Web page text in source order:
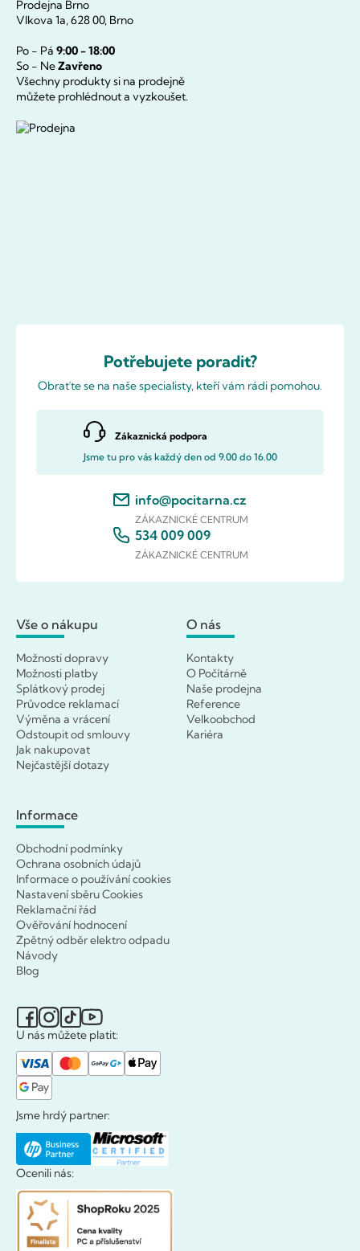
Prodejna Brno
Vlkova 1a, 628 00, Brno
Po - Pá 9:00 - 18:00
So - NeZavřeno
Všechny produkty si na prodejně
můžete prohlédnout a vyzkoušet.
Potřebujete poradit?
Obraťte se na naše specialisty, kteří vám rádi pomohou.
Zákaznická podpora
Jsme tu pro vás každý den od 9.00 do 16.00
info@pocitarna.cz
ZÁKAZNICKÉ CENTRUM
534 009 009
ZÁKAZNICKÉ CENTRUM
Vše o nákupu
Možnosti dopravy
Možnosti platby
Splátkový prodej
Průvodce reklamací
Výměna a vrácení
Odstoupit od smlouvy
Jak nakupovat
Nejčastější dotazy
O nás
Kontakty
O Počítárně
Naše prodejna
Reference
Velkoobchod
Kariéra
Informace
Obchodní podmínky
Ochrana osobních údajů
Informace o používání cookies
Nastavení sběru Cookies
Reklamační řád
Ověřování hodnocení
Zpětný odběr elektro odpadu
Návody
Blog
U nás můžete platit:
Jsme hrdý partner:
Ocenili nás: